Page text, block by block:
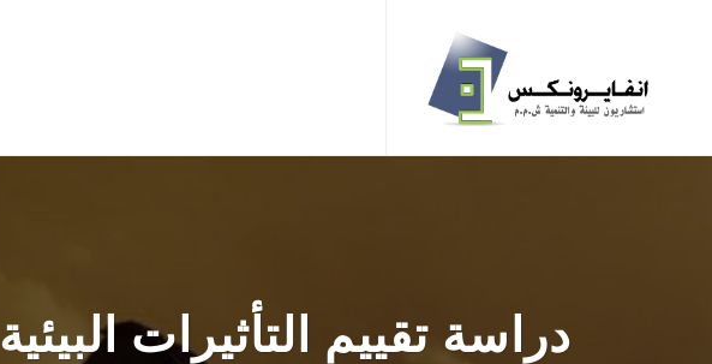
دراسة تقييم التأثيرات البيئية